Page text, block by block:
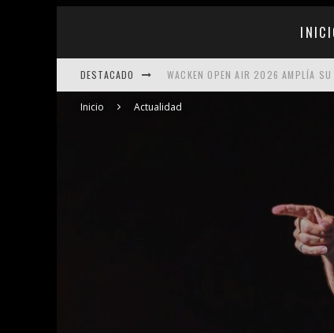
DESTACADO
SWEDEN ROCK FESTIVAL 2026:
WHOREMAGEDDON: EL HEAVY
OBSCENE EXTREME 2026: CARTEL
HELLFEST 2026 ANUNCIA SU
RUSH RESUCITA EN 2026: NUEVA
TIM RIPPER OWENS DESATA LA
ENTREVISTA EXCLUSIVA – TIM
Inicio Actualidad